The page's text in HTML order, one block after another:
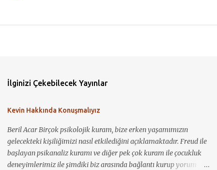
İlginizi Çekebilecek Yayınlar
Kevin Hakkında Konuşmalıyız
Beril Acar Birçok psikolojik kuram, bize erken yaşamımızın
gelecekteki kişiliğimizi nasıl etkilediğini açıklamaktadır. Freud ile
başlayan psikanaliz kuramı ve diğer pek çok kuram ile çocukluk
deneyimlerimiz ile şimdiki biz arasında bağlantı kurup yorum